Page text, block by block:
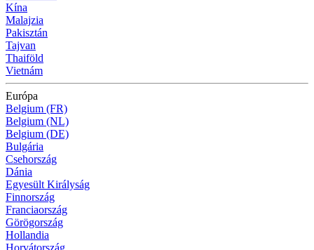
Kína
Malajzia
Pakisztán
Tajvan
Thaiföld
Vietnám
Európa
Belgium (FR)
Belgium (NL)
Belgium (DE)
Bulgária
Csehország
Dánia
Egyesült Királyság
Finnország
Franciaország
Görögország
Hollandia